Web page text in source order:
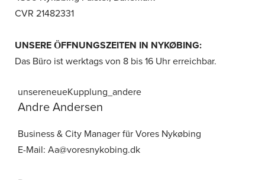
CVR 21482331
UNSERE ÖFFNUNGSZEITEN IN NYKØBING:
Das Büro ist werktags von 8 bis 16 Uhr erreichbar.
Andre Andersen
Business & City Manager für Vores Nykøbing
E-Mail: Aa@voresnykobing.dk